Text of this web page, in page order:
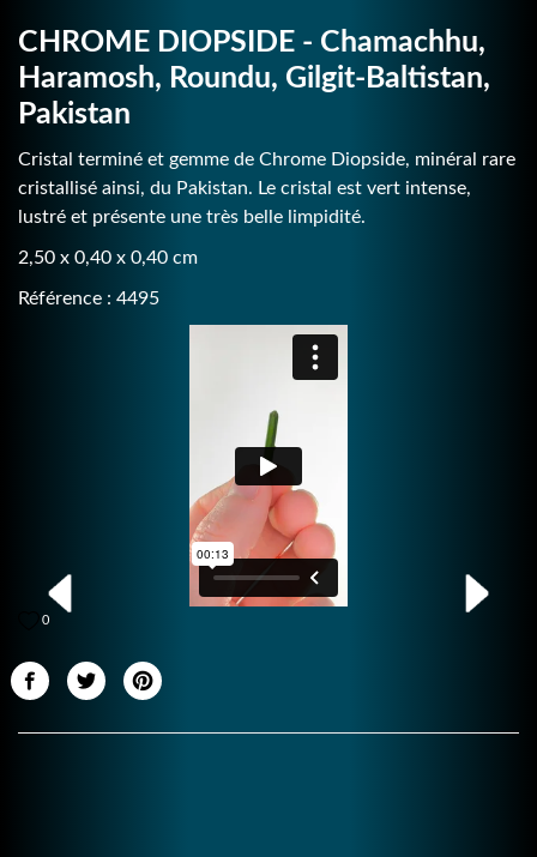
CHROME DIOPSIDE - Chamachhu,
Haramosh, Roundu, Gilgit-Baltistan,
Pakistan
Cristal terminé et gemme de Chrome Diopside, minéral rare
cristallisé ainsi, du Pakistan. Le cristal est vert intense,
lustré et présente une très belle limpidité.
2,50 x 0,40 x 0,40 cm
Référence : 4495
0